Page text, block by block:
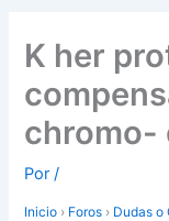
K her
chromo-
Por/
Inicio › Foros › Dudas o